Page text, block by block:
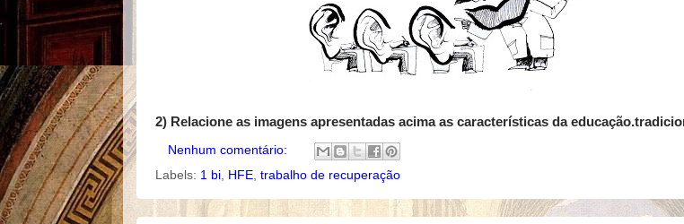
2) Relacione as imagens apresentadas acima as características da
Nenhum comentário:
Labels: 1 bi, HFE, trabalho de recuperação